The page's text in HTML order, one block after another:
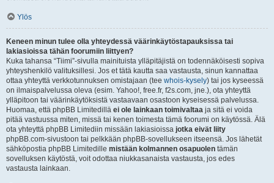
Ylös
Keneen minun tulee olla yhteydessä väärinkäytöstapauksissa tai
lakiasioissa tähän foorumiin liittyen?
Kuka tahansa “Tiimi”-sivulla mainituista ylläpitäjistä on todennäköisesti sopiva
yhteyshenkilö valituksillesi. Jos et tätä kautta saa vastausta, sinun kannattaa
ottaa yhteyttä verkkotunnuksen omistajaan (tee whois-kysely) tai jos kyseessä
on ilmaispalvelussa oleva (esim. Yahoo!, free.fr, f2s.com, jne.), ota yhteyttä
ylläpitoon tai väärinkäytöksistä vastaavaan osastoon kyseisessä palvelussa.
Huomaa, että phpBB Limitedillä ei ole lainkaan toimivaltaa ja sitä ei voida
pitää vastuussa miten, missä tai kenen toimesta tämä foorumi on käytössä. Älä
ota yhteyttä phpBB Limitediin missään lakiasioissa jotka eivät liity
phpBB.com-sivustoon tai pelkkään phpBB-sovellukseen itseensä. Jos lähetät
sähköpostia phpBB Limitedille mistään kolmannen osapuolen tämän
sovelluksen käytöstä, voit odottaa niukkasanaista vastausta, jos edes
vastausta lainkaan.